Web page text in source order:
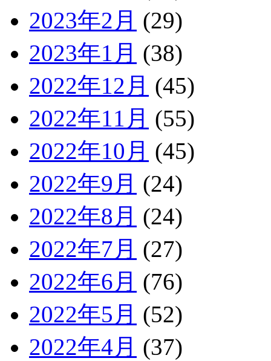
2023年2月 (29)
2023年1月 (38)
2022年12月 (45)
2022年11月 (55)
2022年10月 (45)
2022年9月 (24)
2022年8月 (24)
2022年7月 (27)
2022年6月 (76)
2022年5月 (52)
2022年4月 (37)